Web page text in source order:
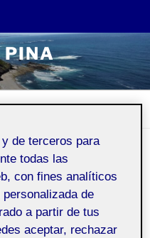
PINA
QUILIS PINA
Pública
de terceros para
todas las
con fines analíticos
de
a partir de tus
aceptar, rechazar